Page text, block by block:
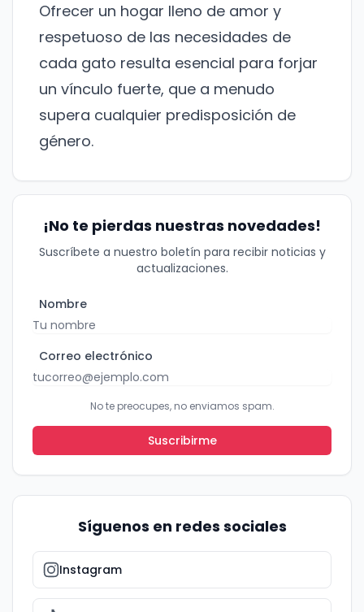
Ofrecer un hogar lleno de amor y
respetuoso de las necesidades de
cada gato resulta esencial para forjar
un vínculo fuerte, que a menudo
supera cualquier predisposición de
género.
¡No te pierdas nuestras novedades!
Suscríbete a nuestro boletín para recibir noticias y
actualizaciones.
Nombre
Correo electrónico
No te preocupes, no enviamos spam.
Suscribirme
Síguenos en redes sociales
Instagram
No te preocupes, no enviamos spam.
Cerrar Suscribirme